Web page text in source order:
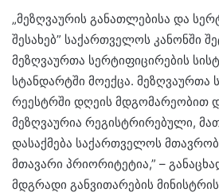
„მეზღვაურის განათლებისა და
შესახებ” საქართველოს კანონში
მეზღვაურთა სერტიფიცირების
სტანდარტში მოექცა. მეზღვაურთა
რეესტრში დღეის მდგომარეობით
მეზღვაურია რეგისტრირებული,
დასაქმება საქართველოს
მთავარი პრიორიტეტია,” –
მდგრადი განვითარების